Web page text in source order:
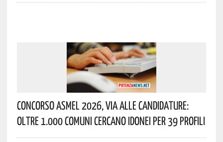
Concorso Asmel 2026, Via Alle Candidature:
Oltre 1.000 Comuni Cercano Idonei Per 39 Profili